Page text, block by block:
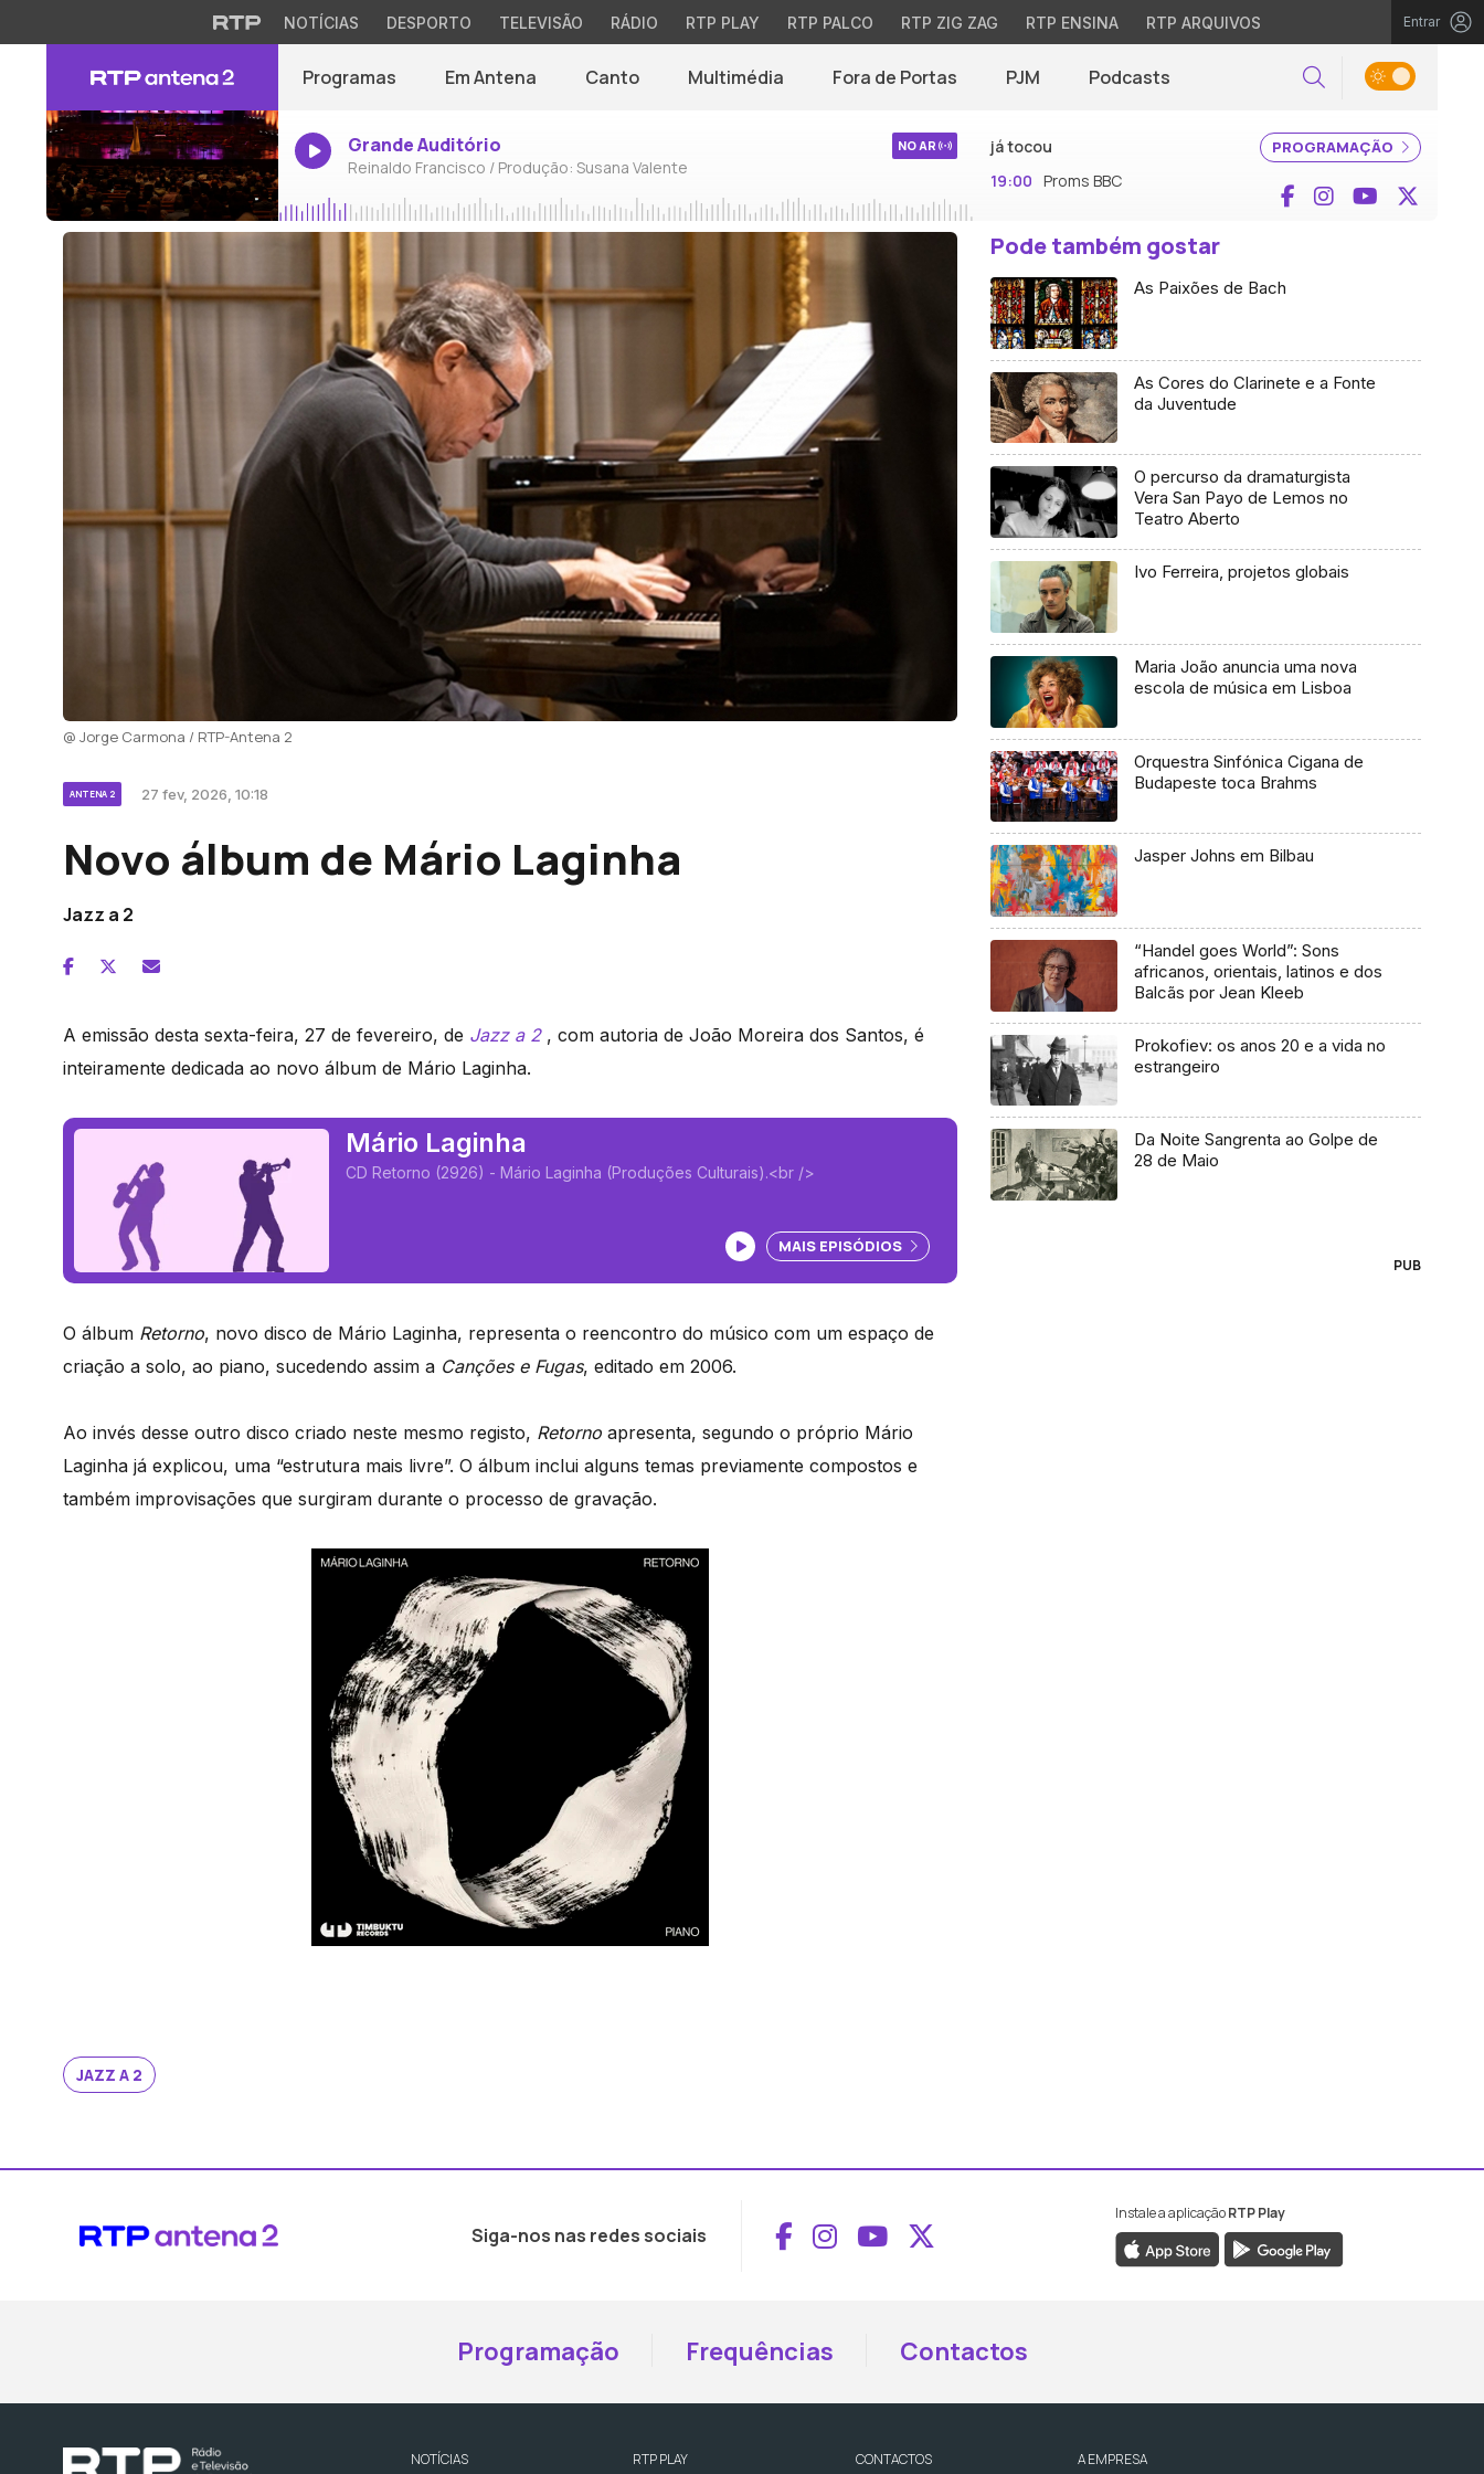
NOTÍCIAS DESPORTO TELEVISÃO RÁDIO RTP PLAY RTP PALCO RTP ZIG ZAG RTP ENSINA RTP ARQUIVOS Entrar
Programas Em Antena Canto Multimédia Fora de Portas PJM Podcasts Pesquisar
Grande Auditório
Reinaldo Francisco / Produção: Susana Valente
NO AR PROGRAMAÇÃO
já tocou
19:00 Proms BBC Facebook
InstagramYouTube
@ Jorge Carmona / RTP-Antena 2
ANTENA 2 27 fev, 2026, 10:18
Novo álbum de Mário Laginha
Jazz a 2
A emissão desta sexta-feira, 27 de fevereiro, de Jazz a 2, com autoria de João Moreira dos Santos, é
inteiramente dedicada ao novo álbum de Mário Laginha.
Mário Laginha
CD Retorno (2926) - Mário Laginha (Produções Culturais).<br />
Ouvir podcast
MAIS EPISÓDIOS
O álbum Retorno, novo disco de Mário Laginha, representa o reencontro do músico com um espaço de
criação a solo, ao piano, sucedendo assim a Canções e Fugas, editado em 2006.
Ao invés desse outro disco criado neste mesmo registo, Retorno apresenta, segundo o próprio Mário
Laginha já explicou, uma “estrutura mais livre”. O álbum inclui alguns temas previamente compostos e
também improvisações que surgiram durante o processo de gravação.
JAZZ A 2
Pode também gostar
As Paixões de Bach
As Cores do Clarinete e a Fonte
da Juventude
O percurso da dramaturgista
Vera San Payo de Lemos no
Teatro Aberto
Ivo Ferreira, projetos globais
Maria João anuncia uma nova
escola de música em Lisboa
Orquestra Sinfónica Cigana de
Budapeste toca Brahms
Jasper Johns em Bilbau
“Handel goes World”: Sons
africanos, orientais, latinos e dos
Balcãs por Jean Kleeb
Prokofiev: os anos 20 e a vida no
estrangeiro
Da Noite Sangrenta ao Golpe de
28 de Maio
PUB
Siga-nos nas redes sociais Aceder ao Facebook da RTP Antena 2
Aceder ao Instagram da RTP Antena 2
Aceder ao YouTube da RTP Antena 2
Aceder ao X da RTP Antena 2
Instale a aplicaçãoRTP Play
Programação Frequências Contactos
NOTÍCIAS RTP PLAY CONTACTOS A EMPRESA